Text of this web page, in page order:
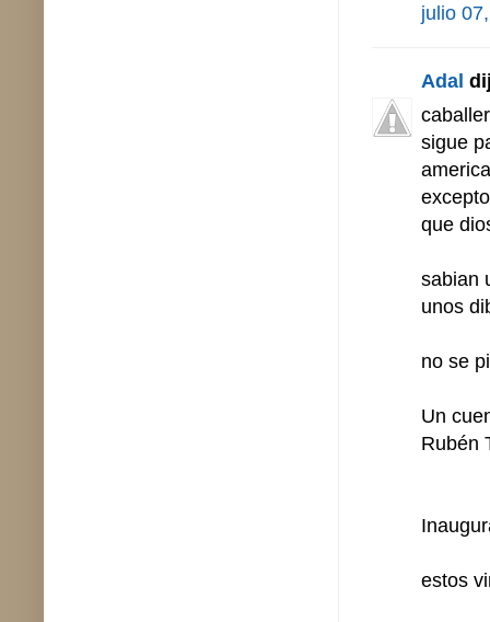
julio
Adal
sigue
que
sabian
unos
no se
Un
Rubén
estos